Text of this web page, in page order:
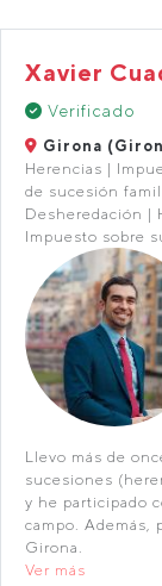
Xavier
Verificado
Girona
Herencias |
de sucesión
Desheredación |
Impuesto sobre
Llevo más de
sucesiones
y he participado
campo. Además,
Girona.
Ver más